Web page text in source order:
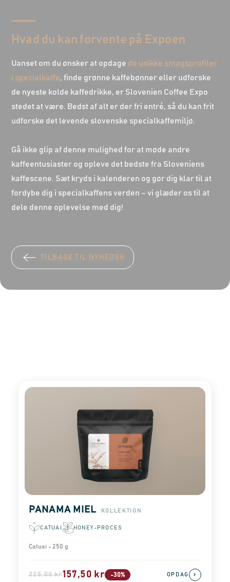
Hvad du kan forvente på Expoen
Uanset om du ønsker at opdage de unikke smagsprofiler
i specialkaffe, finde grønne kaffebønner eller udforske
de nyeste kolde kaffedrikke, er Slovenien Coffee Expo
stedet at være. Bedst af alt er der fri entré, så du kan frit
udforske det levende slovenske specialkaffemiljø.
Gå ikke glip af denne mulighed for at møde andre
kaffeentusiaster og opleve det bedste fra Sloveniens
kaffescene. Sæt kryds i kalenderen og gør dig klar til at
fordybe dig i specialkaffens verden – vi glæder os til at
dele denne oplevelse med dig!
TILBAGE TIL NYHEDER
PANAMA MIEL KOLLEKTION
CATUAI HONEY-PROCES
Catuai - 250 g
225,00 kr157,50 kr -30% OPDAG ›